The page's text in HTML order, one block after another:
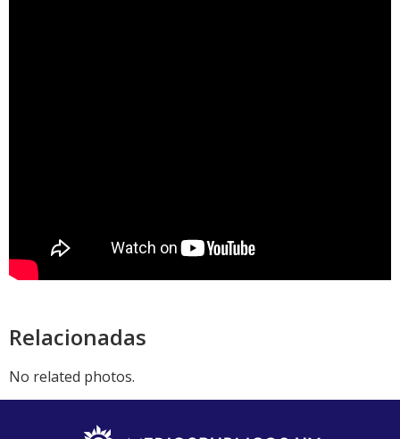
Relacionadas
No related photos.